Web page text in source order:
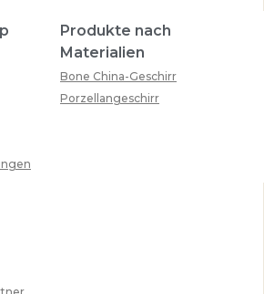
Produkte nach
Materialien
Bone China-Geschirr
Porzellangeschirr